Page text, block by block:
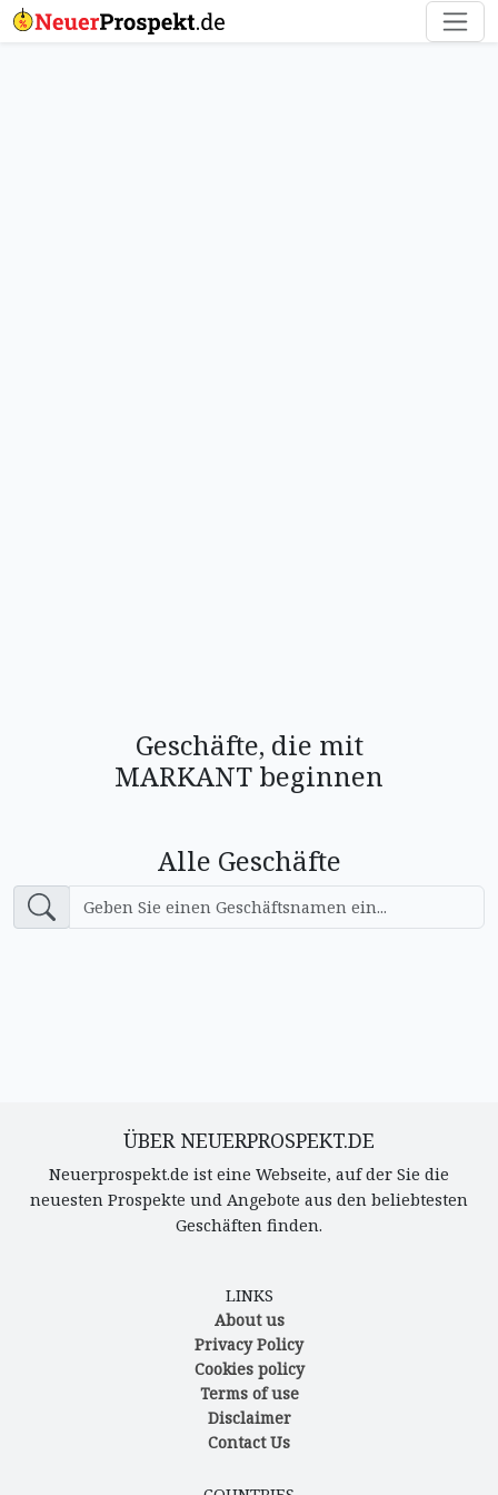
Geschäfte, die mit
MARKANT beginnen
Alle Geschäfte
ÜBER NEUERPROSPEKT.DE
Neuerprospekt.de ist eine Webseite, auf der Sie die
neuesten Prospekte und Angebote aus den beliebtesten
Geschäften finden.
LINKS
About us
Privacy Policy
Cookies policy
Terms of use
Disclaimer
Contact Us